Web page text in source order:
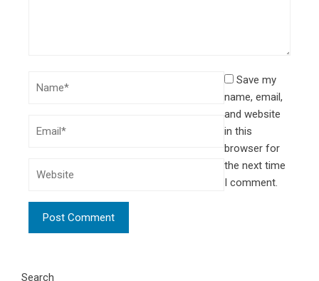
Save my
name, email,
and website
in this
browser for
the next time
I comment.
Search